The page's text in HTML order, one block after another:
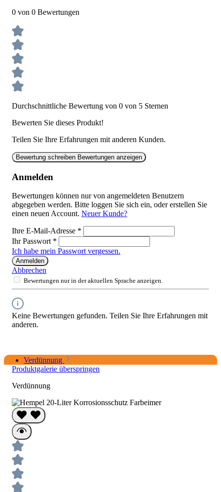
0 von 0 Bewertungen
Durchschnittliche Bewertung von 0 von 5 Sternen
Bewerten Sie dieses Produkt!
Teilen Sie Ihre Erfahrungen mit anderen Kunden.
Bewertung schreiben Bewertungen anzeigen
Anmelden
Bewertungen können nur von angemeldeten Benutzern
abgegeben werden. Bitte loggen Sie sich ein, oder erstellen Sie
einen neuen Account. Neuer Kunde?
Ihre E-Mail-Adresse *
Ihr Passwort *
Ich habe mein Passwort vergessen.
Anmelden
Abbrechen
Bewertungen nur in der aktuellen Sprache anzeigen.
Keine Bewertungen gefunden. Teilen Sie Ihre Erfahrungen mit
anderen.
Verdünnung
Produktgalerie überspringen
Verdünnung